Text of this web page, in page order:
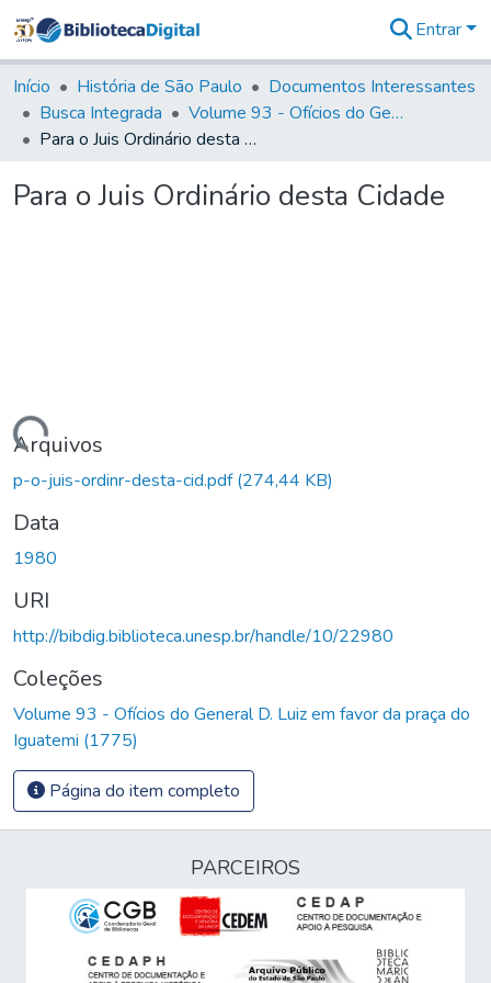
&
Coleções
Tudo na
Biblioteca
Estatísticas
Entrar
Início História de São Paulo
Documentos Interessantes
Busca Integrada
Volume 93 - Ofícios do General D. Luiz em favor da praça do Iguatemi (1775)
Para o Juis Ordinário desta Cidade
Para o Juis Ordinário desta Cidade
Carregando...
Arquivos
p-o-juis-ordinr-desta-cid.pdf(274,44 KB)
Data
1980
URI
http://bibdig.biblioteca.unesp.br/handle/10/22980
Coleções
Volume 93 - Ofícios do General D. Luiz em favor da praça do
Iguatemi (1775)
Página do item completo
PARCEIROS